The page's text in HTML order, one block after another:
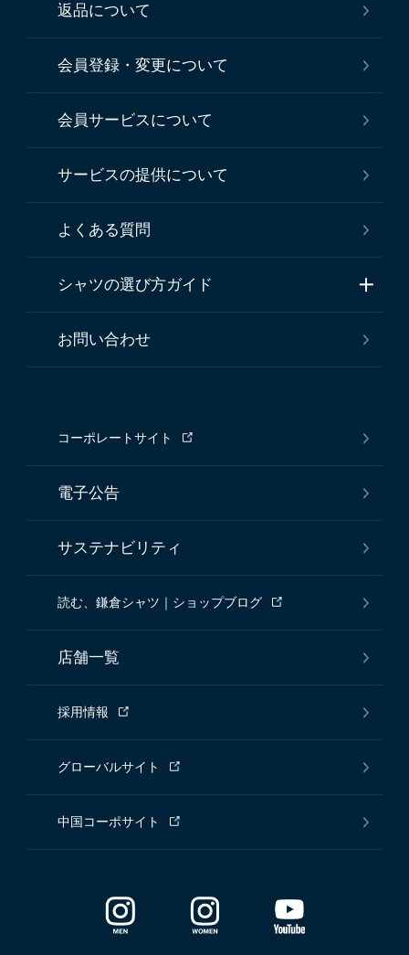
返品について
会員登録・変更について
会員サービスについて
サービスの提供について
よくある質問
シャツの選び方ガイド
お問い合わせ
コーポレートサイト
電子公告
サステナビリティ
読む、鎌倉シャツ｜ショップブログ
店舗一覧
採用情報
グローバルサイト
中国コーポサイト